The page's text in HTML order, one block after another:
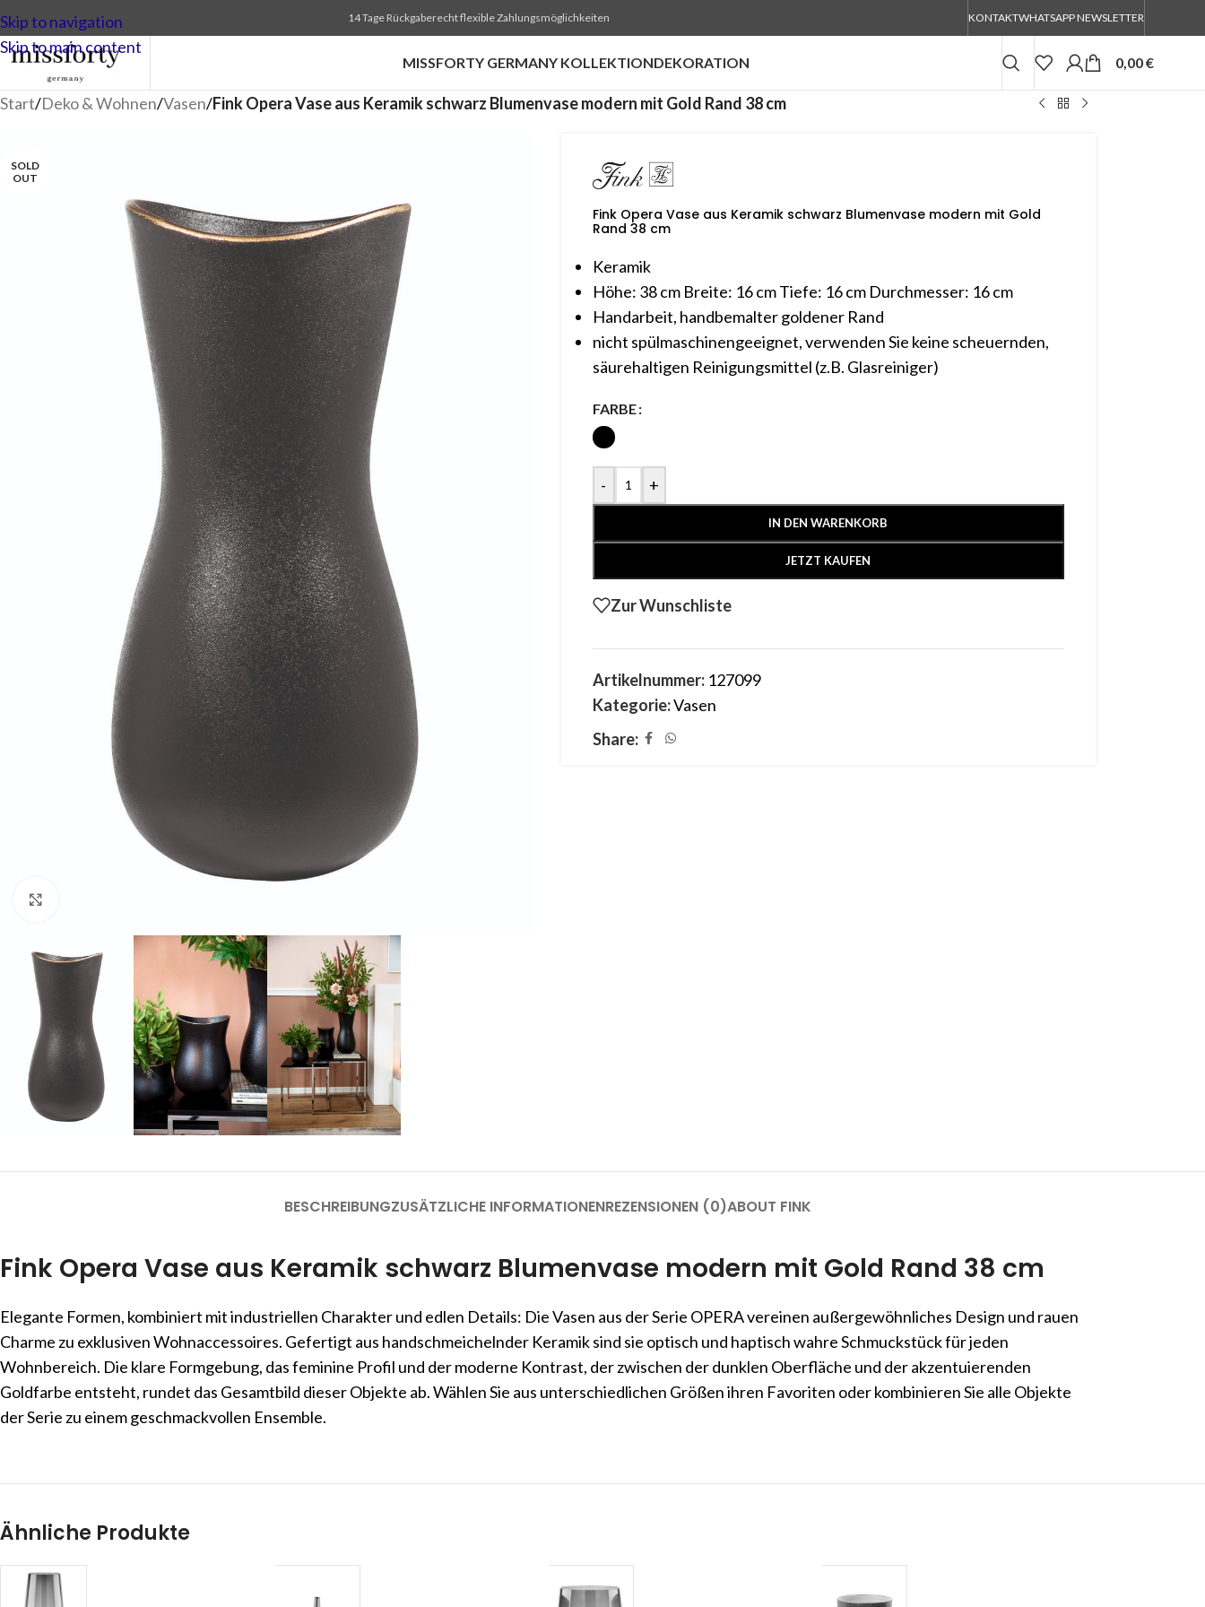
Skip to navigation
Skip to main content
14 Tage Rückgaberecht flexible Zahlungsmöglichkeiten KONTAKTWHATSAPP NEWSLETTER
MISSFORTY GERMANY KOLLEKTIONDEKORATION 0,00€
Start/Deko & Wohnen/Vasen/Fink Opera Vase aus Keramik schwarz Blumenvase modern mit Gold Rand 38 cm
SOLD
OUT
Fink Opera Vase aus Keramik schwarz Blumenvase modern mit Gold
Rand 38 cm
Keramik
Höhe: 38 cm Breite: 16 cm Tiefe: 16 cm Durchmesser: 16 cm
Handarbeit, handbemalter goldener Rand
nicht spülmaschinengeeignet, verwenden Sie keine scheuernden,
säurehaltigen Reinigungsmittel (z.B. Glasreiniger)
FARBE
- +
IN DEN WARENKORB
JETZT KAUFEN
Zur Wunschliste
Artikelnummer: 127099
Kategorie:Vasen
Share:
BESCHREIBUNGZUSÄTZLICHE INFORMATIONENREZENSIONEN (0)ABOUT FINK
Fink Opera Vase aus Keramik schwarz Blumenvase modern mit Gold Rand 38 cm
Elegante Formen, kombiniert mit industriellen Charakter und edlen Details: Die Vasen aus der Serie OPERA vereinen außergewöhnliches Design und rauen
Charme zu exklusiven Wohnaccessoires. Gefertigt aus handschmeichelnder Keramik sind sie optisch und haptisch wahre Schmuckstück für jeden
Wohnbereich. Die klare Formgebung, das feminine Profil und der moderne Kontrast, der zwischen der dunklen Oberfläche und der akzentuierenden
Goldfarbe entsteht, rundet das Gesamtbild dieser Objekte ab. Wählen Sie aus unterschiedlichen Größen ihren Favoriten oder kombinieren Sie alle Objekte
der Serie zu einem geschmackvollen Ensemble.
Ähnliche Produkte